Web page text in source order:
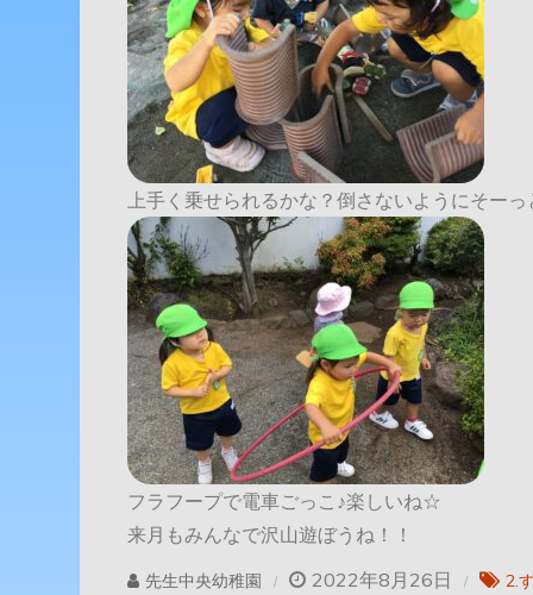
上手く乗せられるかな？倒さないようにそーっ
フラフープで電車ごっこ♪楽しいね☆
来月もみんなで沢山遊ぼうね！！
先生中央幼稚園 2022年8月26日 2.